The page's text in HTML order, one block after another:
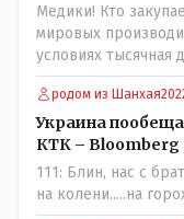
Медики! Кто
мировых
условиях тысячная
вакцинированных
прививки. Бумага
дружащих с
частности
люди и
прививал.Лично я
Добровольные
родом из
Украина
КТК – Bloomberg
111: Блин, нас с
на колени.....на